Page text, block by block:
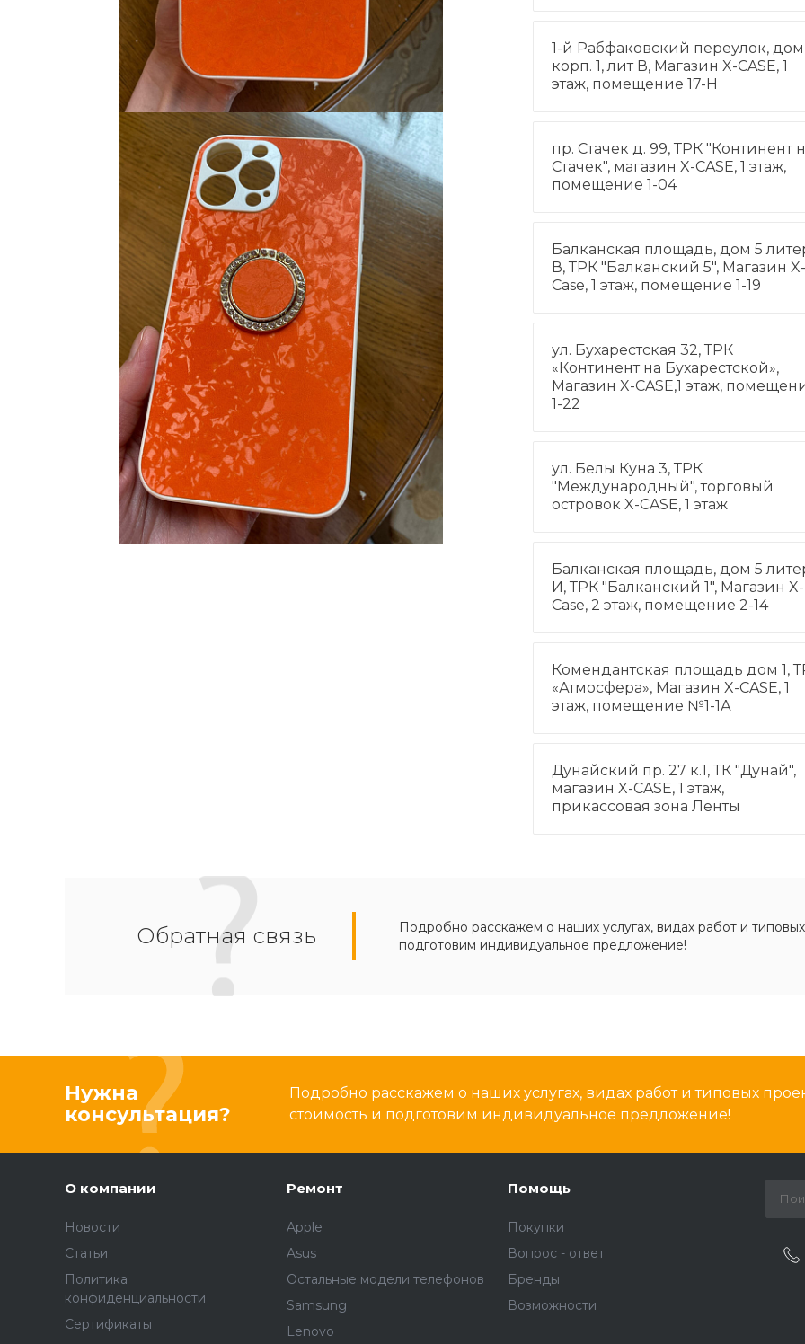
1-й Рабфаковский переулок, дом
корп. 1, лит В, Магазин X-CASE, 1
этаж, помещение 17-Н
пр. Стачек д. 99, ТРК "Континент
Стачек", магазин X-CASE, 1 этаж,
помещение 1-04
Балканская площадь, дом 5
В, ТРК "Балканский 5", Магазин X-
Case, 1 этаж, помещение 1-19
ул. Бухарестская 32, ТРК
«Континент на Бухарестской»,
Магазин X-CASE,1 этаж,
1-22
ул. Белы Куна 3, ТРК
"Международный", торговый
островок X-CASE, 1 этаж
Балканская площадь, дом 5
И, ТРК "Балканский 1", Магазин X-
Case, 2 этаж, помещение 2-14
Комендантская площадь дом 1,
«Атмосфера», Магазин X-CASE, 1
этаж, помещение №1-1А
Дунайский пр. 27 к.1, ТК "Дунай",
магазин X-CASE, 1 этаж,
прикассовая зона Ленты
Обратная связь
Подробно расскажем о наших услугах, видах работ и
подготовим индивидуальное предложение!
Нужна
консультация?
Подробно расскажем о наших услугах, видах работ и типовых
стоимость и подготовим индивидуальное предложение!
О компании
Новости
Статьи
Политика
конфиденциальности
Сертификаты
Ремонт
Apple
Asus
Остальные модели телефонов
Samsung
Lenovo
Помощь
Покупки
Вопрос - ответ
Бренды
Возможности